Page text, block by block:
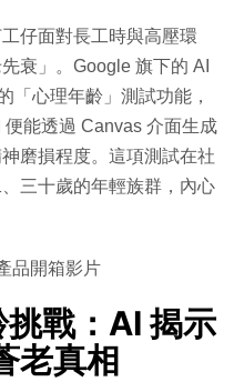
仔面對長工時與高壓環
衰」。Google 旗下的 AI
「心理年齡」測試功能，
能透過 Canvas 介面生成
磨損程度。這項測試在社
三十歲的年輕族群，內心
品開箱影片
戰：AI 揭示
老真相